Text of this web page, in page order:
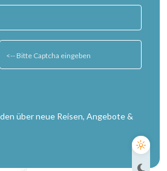
über neue Reisen, Angebote &